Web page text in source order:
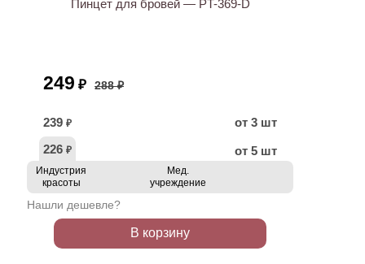
Пинцет для бровей — PT-369-D
249 ₽ 288 ₽
239 ₽
от 3 шт
226 ₽ от 5 шт
Индустрия
красоты
Мед.
учреждение
Нашли дешевле?
В корзину